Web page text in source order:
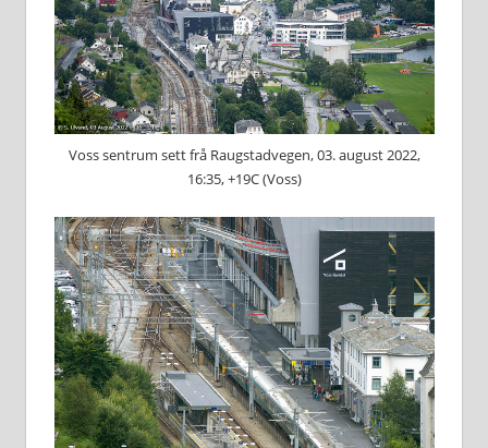
Voss sentrum sett frå Raugstadvegen, 03. august 2022,
16:35, +19C (Voss)